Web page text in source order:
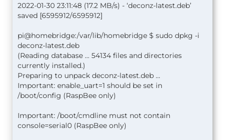
2022-01-30 23:11:48 (17.2 MB/s) - ‘deconz-latest.deb’
saved [6595912/6595912]
pi@homebridge:/var/lib/homebridge $ sudo dpkg -i
deconz-latest.deb
(Reading database ... 54134 files and directories
currently installed.)
Preparing to unpack deconz-latest.deb ...
Important: enable_uart=1 should be set in
/boot/config (RaspBee only)
Important: /boot/cmdline must not contain
console=serial0 (RaspBee only)